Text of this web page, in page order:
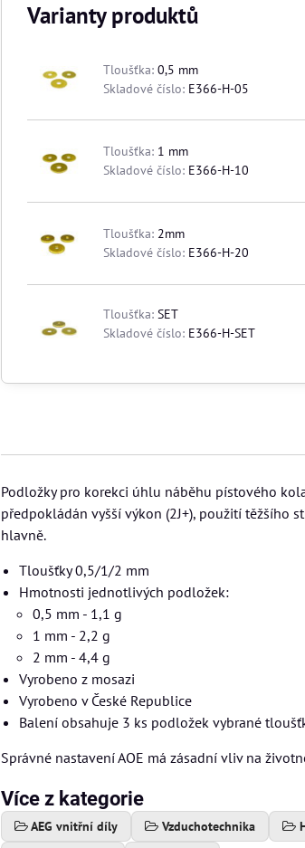
Varianty produktů
Tloušťka:0,5 mm
Skladové číslo: E366-H-05
Tloušťka: 1 mm
Skladové číslo: E366-H-10
Tloušťka: 2mm
Skladové číslo: E366-H-20
Tloušťka:SET
Skladové číslo: E366-H-SET
Podložky pro korekci úhlu náběhu pístového
předpokládán vyšší výkon (2J+), použití těžšího
hlavně.
Tloušťky 0,5/1/2 mm
Hmotnosti jednotlivých podložek:
0,5 mm - 1,1 g
1 mm - 2,2 g
2 mm - 4,4 g
Vyrobeno z mosazi
Vyrobeno v České Republice
Balení obsahuje 3 ks podložek vybrané
Správné nastavení AOE má zásadní vliv na
Více z kategorie
AEG vnitřní díly Vzduchotechnika